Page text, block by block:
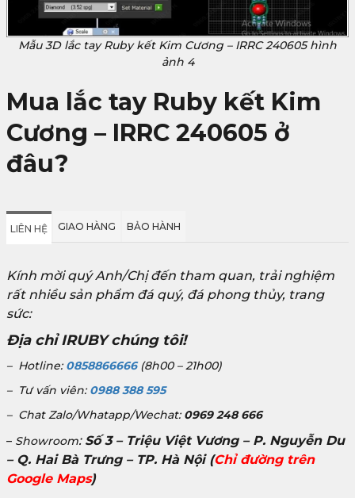
Mẫu 3D lắc tay Ruby kết Kim Cương – IRRC 240605 hình
ảnh 4
Mua lắc tay Ruby kết Kim
Cương – IRRC 240605 ở
đâu?
LIÊN HỆ GIAO HÀNG BẢO HÀNH
Kính mời quý Anh/Chị đến tham quan, trải nghiệm
rất nhiều sản phẩm đá quý, đá phong thủy, trang
sức:
Địa chỉ IRUBY chúng tôi!
– Hotline: 0858866666(8h00 – 21h00)
– Tư vấn viên: 0988 388 595
– Chat Zalo/Whatapp/Wechat: 0969 248 666
– Showroom: Số 3 – Triệu Việt Vương – P. Nguyễn Du
– Q. Hai Bà Trưng – TP. Hà Nội(Chỉ đường trên
Google Maps)